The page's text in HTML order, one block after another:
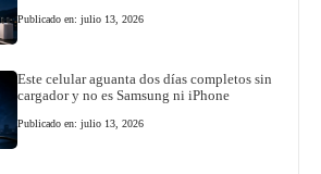
Publicado en: julio 13, 2026
Este celular aguanta dos días completos sin
cargador y no es Samsung ni iPhone
Publicado en: julio 13, 2026